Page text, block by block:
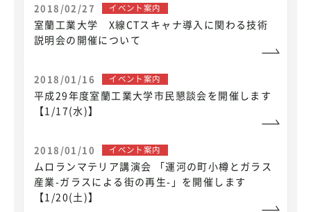
2018/02/27 イベント案内
室蘭工業大学 X線CTスキャナ導入に関わる技術
説明会の開催について
2018/01/16 イベント案内
平成29年度室蘭工業大学市民懇談会を開催します
【1/17(水)】
2018/01/10 イベント案内
ムロランマテリア講演会 「運河の町小樽とガラス
産業-ガラスによる街の再生-」を開催します
【1/20(土)】